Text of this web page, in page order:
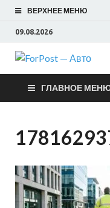
ВЕРХНЕЕ МЕНЮ
09.08.2026
ГЛАВНОЕ